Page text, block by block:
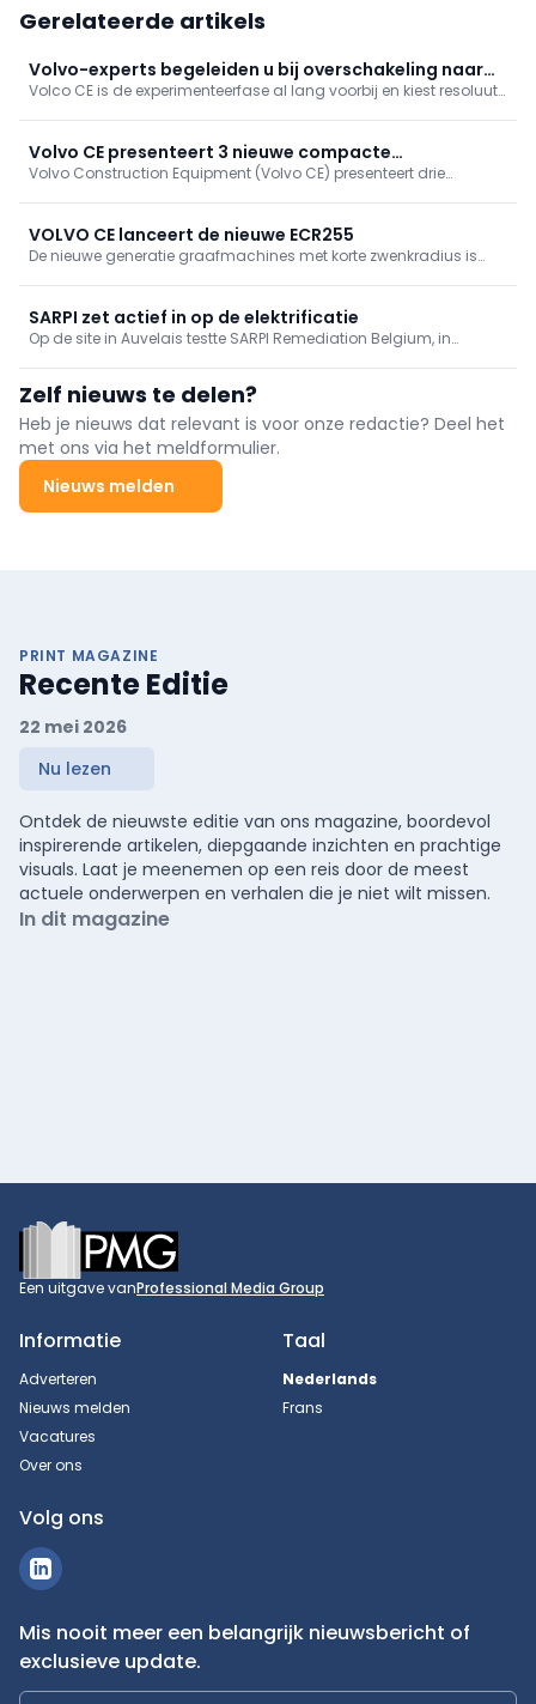
Gerelateerde artikels
Volvo-experts begeleiden u bij overschakeling naar
elektrisch
Volco CE is de experimenteerfase al lang voorbij en kiest resoluut
knikdumpers A30 en A40 Electric en de EWR150 Electric
bandengraafmachine
Volvo CE presenteert 3 nieuwe compacte
graafmachines
Volvo Construction Equipment (Volvo CE) presenteert drie
EW65 graafmachine op banden.
VOLVO CE lanceert de nieuwe ECR255
De nieuwe generatie graafmachines met korte zwenkradius is
krappe en veeleisende omgevingen, zoals stedelijke werven,
infrastructuur- en nutswerken.
SARPI zet actief in op de elektrificatie
Op de site in Auvelais testte SARPI Remediation Belgium, in
programma van Veolia, dat zich richt op de verduurzaming van
de bouwsector.
Zelf nieuws te delen?
Heb je nieuws dat relevant is voor onze redactie? Deel het
met ons via het meldformulier.
Nieuws melden
PRINT MAGAZINE
Recente Editie
22 mei 2026
Nu lezen
Ontdek de nieuwste editie van ons magazine, boordevol
inspirerende artikelen, diepgaande inzichten en prachtige
visuals. Laat je meenemen op een reis door de meest
actuele onderwerpen en verhalen die je niet wilt missen.
In dit magazine
Footer
Een uitgave vanProfessional Media Group
Informatie
Adverteren
Nieuws melden
Vacatures
Over ons
Taal
Nederlands
Frans
Volg ons
Mis nooit meer een belangrijk nieuwsbericht of
exclusieve update.